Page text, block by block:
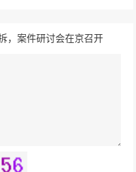
，案件研讨会在京召开